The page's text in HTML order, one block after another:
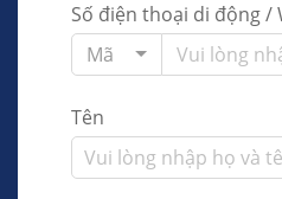
Số điện thoại di động /
Mã
Tên